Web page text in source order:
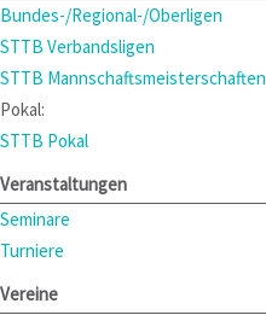
Bundes-/Regional-/Oberligen
STTB Verbandsligen
STTB Mannschaftsmeisterschaften
Pokal:
STTB Pokal
Veranstaltungen
Seminare
Turniere
Vereine